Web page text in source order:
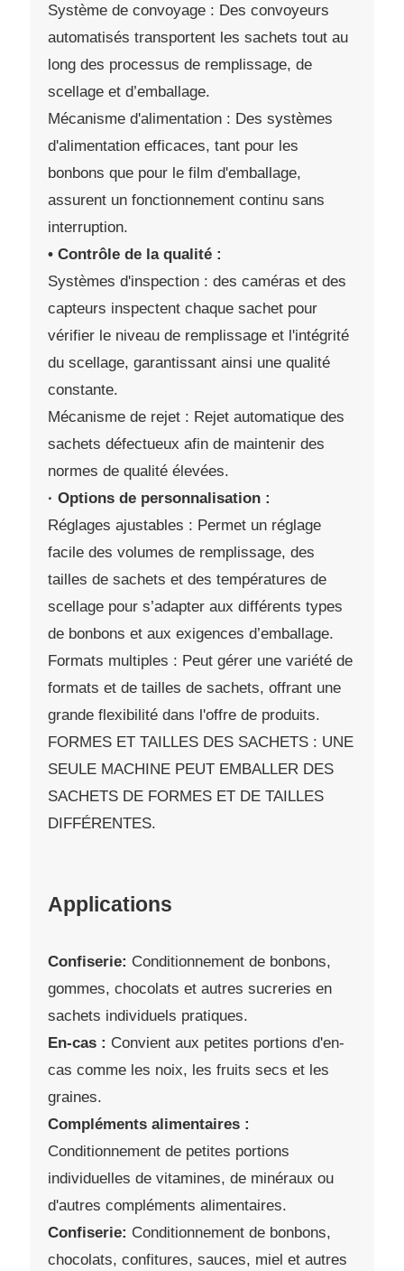
Système de convoyage : Des convoyeurs
automatisés transportent les sachets tout au
long des processus de remplissage, de
scellage et d’emballage.
Mécanisme d'alimentation : Des systèmes
d'alimentation efficaces, tant pour les
bonbons que pour le film d'emballage,
assurent un fonctionnement continu sans
interruption.
• Contrôle de la qualité :
Systèmes d'inspection : des caméras et des
capteurs inspectent chaque sachet pour
vérifier le niveau de remplissage et l'intégrité
du scellage, garantissant ainsi une qualité
constante.
Mécanisme de rejet : Rejet automatique des
sachets défectueux afin de maintenir des
normes de qualité élevées.
· Options de personnalisation :
Réglages ajustables : Permet un réglage
facile des volumes de remplissage, des
tailles de sachets et des températures de
scellage pour s’adapter aux différents types
de bonbons et aux exigences d’emballage.
Formats multiples : Peut gérer une variété de
formats et de tailles de sachets, offrant une
grande flexibilité dans l'offre de produits.
FORMES ET TAILLES DES SACHETS : UNE
SEULE MACHINE PEUT EMBALLER DES
SACHETS DE FORMES ET DE TAILLES
DIFFÉRENTES.
Applications
Confiserie: Conditionnement de bonbons,
gommes, chocolats et autres sucreries en
sachets individuels pratiques.
En-cas : Convient aux petites portions d'en-
cas comme les noix, les fruits secs et les
graines.
Compléments alimentaires :
Conditionnement de petites portions
individuelles de vitamines, de minéraux ou
d'autres compléments alimentaires.
Confiserie: Conditionnement de bonbons,
chocolats, confitures, sauces, miel et autres